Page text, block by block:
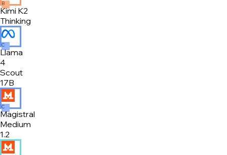
B
Kimi K2
Thinking
C
Llama
4
Scout
17B
C
Magistral
Medium
1.2